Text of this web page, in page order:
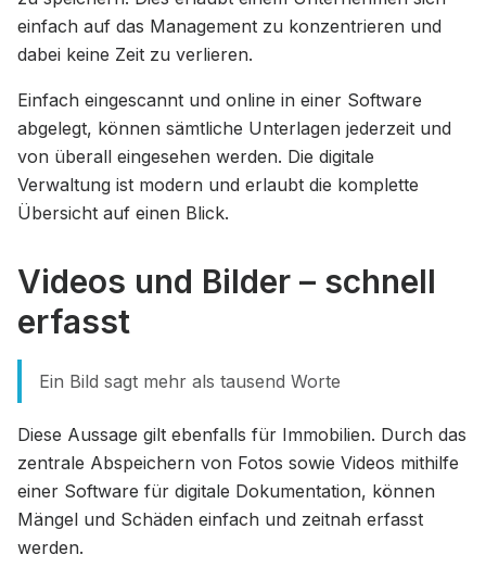
einfach auf das Management zu konzentrieren und
dabei keine Zeit zu verlieren.
Einfach eingescannt und online in einer Software
abgelegt, können sämtliche Unterlagen jederzeit und
von überall eingesehen werden. Die digitale
Verwaltung ist modern und erlaubt die komplette
Übersicht auf einen Blick.
Videos und Bilder – schnell
erfasst
Ein Bild sagt mehr als tausend Worte
Diese Aussage gilt ebenfalls für Immobilien. Durch das
zentrale Abspeichern von Fotos sowie Videos mithilfe
einer Software für digitale Dokumentation, können
Mängel und Schäden einfach und zeitnah erfasst
werden.